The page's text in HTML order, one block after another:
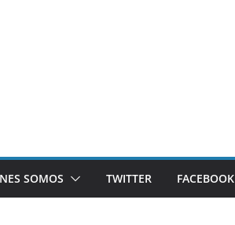
SOMOS TWITTER FACEBOOK